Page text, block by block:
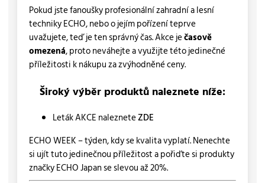
Pokud jste fanoušky profesionální zahradní a lesní
techniky ECHO, nebo o jejím pořízení teprve
uvažujete, teď je ten správný čas. Akce ječasově
omezená, proto neváhejte a využijte této jedinečné
příležitosti k nákupu za zvýhodněné ceny.
Široký výběr produktů naleznete níže:
Leták AKCE nalezneteZDE
ECHO WEEK – týden, kdy se kvalita vyplatí. Nenechte
si ujít tuto jedinečnou příležitost a pořiďte si produkty
značky ECHO Japan se slevou až 20%.